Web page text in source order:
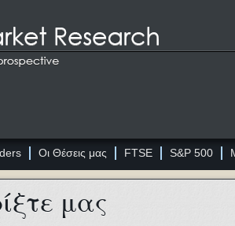
Οι Θέσεις μας FTSE S&P 500
μας